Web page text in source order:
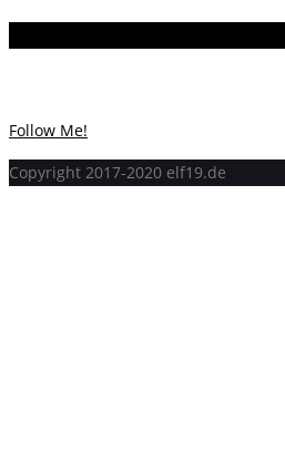
Follow Me!
Copyright 2017-2020 elf19.de